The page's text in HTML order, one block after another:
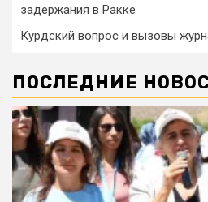
задержания в Ракке
Курдский вопрос и вызовы
ПОСЛЕДНИЕ